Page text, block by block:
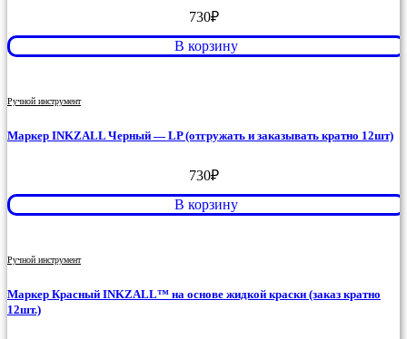
730₽
В корзину
Ручной инструмент
Маркер INKZALL Черный — LP (отгружать и заказывать кратно 12шт)
730₽
В корзину
Ручной инструмент
Маркер Красный INKZALL™ на основе жидкой краски (заказ кратно
12шт.)